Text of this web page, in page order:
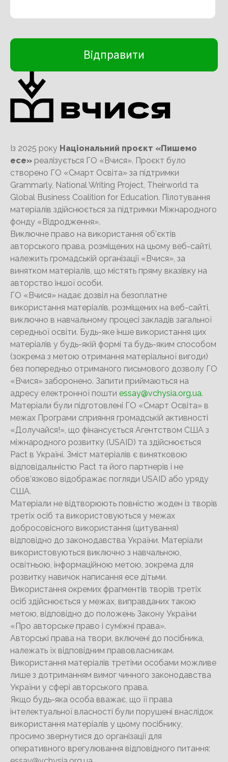
Із 2025 року Національний проєкт «Пишемо
есе» реалізується ГО «Вчися». Проєкт було
створено ГО «Смарт Освіта» за підтримки
Grammarly, National Writing Project, Theirworld та
Global Business Coalition for Education. Пілотування
матеріалів здійснюється за підтримки Міжнародного
фонду «Відродження».
Виключне право на використання об’єктів
авторського права, розміщених на цьому веб-сайті,
належить громадській організації «Вчися», за
винятком матеріалів, що містять пряму вказівку на
авторство іншої особи.
ГО «Вчися» надає дозвіл на безоплатне
використання матеріалів, розміщених на веб-сайті,
виключно в навчальному процесі закладів загальної
середньої освіти. Будь-яке інше використання цих
матеріалів у будь-якій формі та будь-яким способом
(зокрема з метою отримання матеріальної вигоди)
без попередньо отриманого письмового дозволу ГО
«Вчися» заборонено. Запити приймаються на
адресу електронної пошти essay@vchysia.org.ua.
Матеріали були підготовлені ГО «Смарт Освіта» в
межах Програми сприяння громадській активності
«Долучайся!», що фінансується Агентством США з
міжнародного розвитку (USAID) та здійснюється
Pact в Україні. Зміст матеріалів є винятковою
відповідальністю Pact та його партнерів і не
обов’язково відображає погляди USAID або уряду
США.
Матеріали не відтворюють повністю жоден із творів
третіх осіб та використовуються у межах
добросовісного використання (цитування)
відповідно до законодавства України. Матеріали
використовуються виключно з навчальною,
освітньою, інформаційною метою, зокрема для
розвитку навичок написання есе дітьми.
Використання окремих фрагментів творів третіх
осіб здійснюється у межах, виправданих такою
метою, відповідно до положень Закону України
«Про авторське право і суміжні права».
Авторські права на твори, включені до посібника,
належать їх відповідним правовласникам.
Використання матеріалів третіми особами можливе
лише з дотриманням вимог чинного законодавства
України у сфері авторського права.
Якщо будь-яка особа вважає, що її права
інтелектуальної власності були порушені внаслідок
використання матеріалів у цьому посібнику,
просимо звернутися до організації для
оперативного врегулювання відповідного питання: